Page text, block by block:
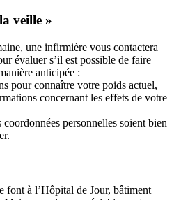
veille »
une infirmière vous contactera
évaluer s’il est possible de faire
anticipée :
pour connaître votre poids actuel,
concernant les effets de votre
personnelles soient bien
font à l’Hôpital de Jour, bâtiment